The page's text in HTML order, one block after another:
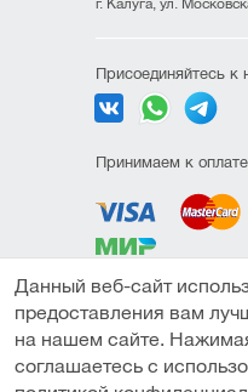
г. Калуга, ул.
Присоединяйтесь к
Принимаем к оплате
соглашение
Данный веб-сайт
предоставления вам
на нашем сайте.
соглашаетесь с